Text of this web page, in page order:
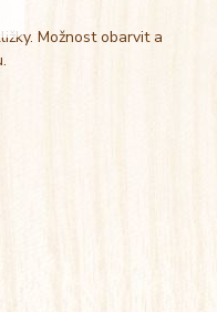
Možnost obarvit a